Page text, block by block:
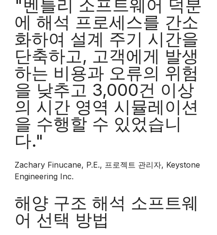
"벤틀리 소프트웨어 덕분
에 해석 프로세스를 간소
화하여 설계 주기 시간을
단축하고, 고객에게 발생
하는 비용과 오류의 위험
을 낮추고 3,000건 이상
의 시간 영역 시뮬레이션
을 수행할 수 있었습니
다."
Zachary Finucane, P.E., 프로젝트 관리자, Keystone
Engineering Inc.
해양 구조 해석 소프트웨
어 선택 방법